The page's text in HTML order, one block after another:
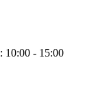
10:00 - 15:00